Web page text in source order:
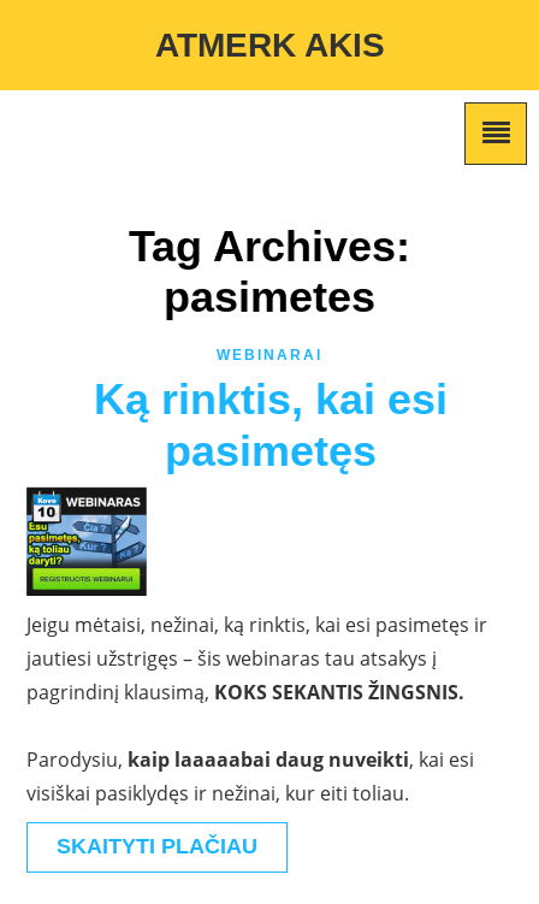
/home/atmerkakis/public_html/wp-content/themes/marketing-
ATMERK AKIS
Tag Archives:
pasimetes
WEBINARAI
Ką rinktis, kai esi
pasimetęs
Jeigu mėtaisi, nežinai, ką rinktis, kai esi pasimetęs ir
jautiesi užstrigęs – šis webinaras tau atsakys į
pagrindinį klausimą, KOKS SEKANTIS ŽINGSNIS.
Parodysiu, kaip laaaaabai daug nuveikti, kai esi
visiškai pasiklydęs ir nežinai, kur eiti toliau.
SKAITYTI PLAČIAU